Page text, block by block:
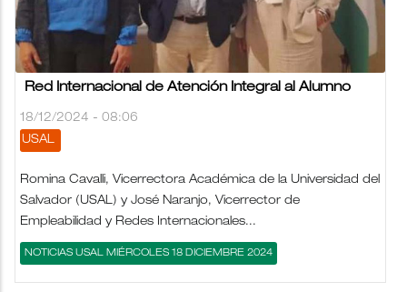
Red Internacional de Atención Integral al Alumno
18/12/2024 - 08:06
USAL
Romina Cavalli, Vicerrectora Académica de la Universidad del
Salvador (USAL) y José Naranjo, Vicerrector de
Empleabilidad y Redes Internacionales...
NOTICIAS USAL MIÉRCOLES 18 DICIEMBRE 2024